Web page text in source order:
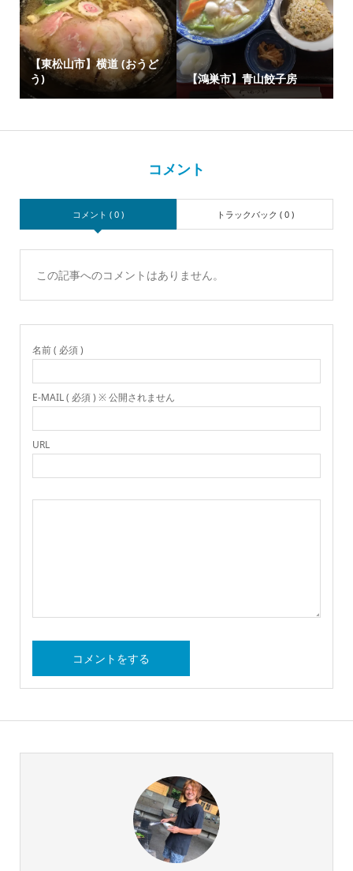
【東松山市】横道 (おうど
う)
【鴻巣市】青山餃子房
コメント
コメント ( 0 ) トラックバック ( 0 )
この記事へのコメントはありません。
名前 ( 必須 )
E-MAIL ( 必須 ) ※ 公開されません
URL